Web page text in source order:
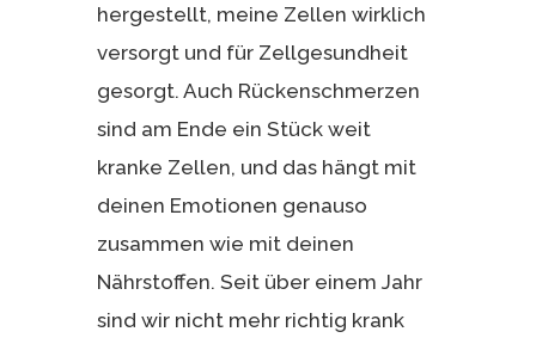
hergestellt, meine Zellen wirklich
versorgt und für Zellgesundheit
gesorgt. Auch Rückenschmerzen
sind am Ende ein Stück weit
kranke Zellen, und das hängt mit
deinen Emotionen genauso
zusammen wie mit deinen
Nährstoffen. Seit über einem Jahr
sind wir nicht mehr richtig krank